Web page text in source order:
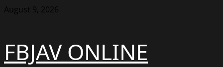
Skip
August 9, 2026
FBJAV ONLINE